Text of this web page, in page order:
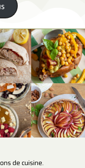
de cuisine.